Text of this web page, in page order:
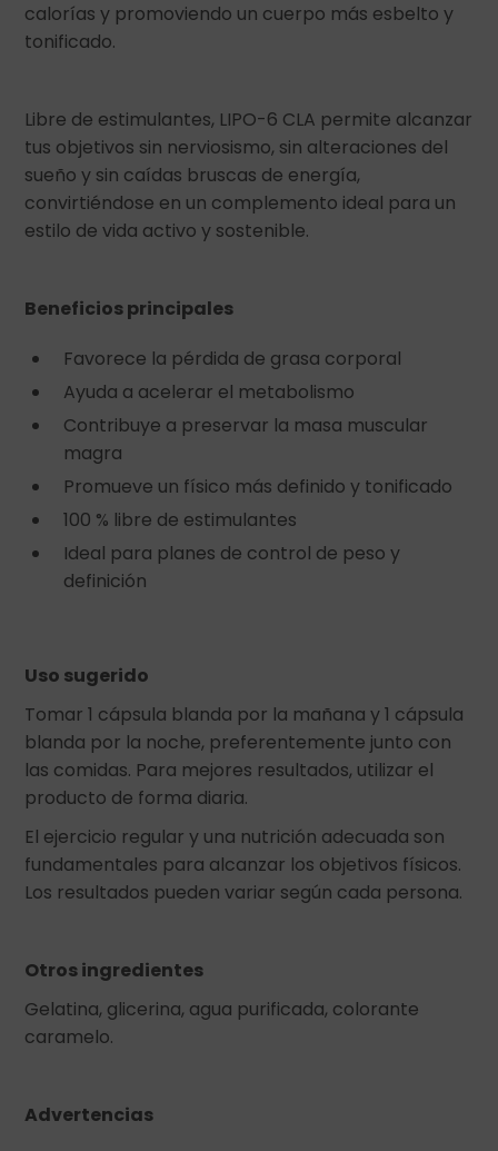
calorías y promoviendo un cuerpo más esbelto y
tonificado.
Libre de estimulantes, LIPO-6 CLA permite alcanzar
tus objetivos sin nerviosismo, sin alteraciones del
sueño y sin caídas bruscas de energía,
convirtiéndose en un complemento ideal para un
estilo de vida activo y sostenible.
Beneficios principales
Favorece la pérdida de grasa corporal
Ayuda a acelerar el metabolismo
Contribuye a preservar la masa muscular
magra
Promueve un físico más definido y tonificado
100 % libre de estimulantes
Ideal para planes de control de peso y
definición
Uso sugerido
Tomar 1 cápsula blanda por la mañana y 1 cápsula
blanda por la noche, preferentemente junto con
las comidas. Para mejores resultados, utilizar el
producto de forma diaria.
El ejercicio regular y una nutrición adecuada son
fundamentales para alcanzar los objetivos físicos.
Los resultados pueden variar según cada persona.
Otros ingredientes
Gelatina, glicerina, agua purificada, colorante
caramelo.
Advertencias